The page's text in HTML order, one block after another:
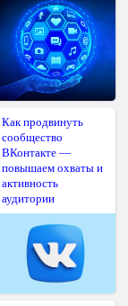
Как продвинуть
сообщество
ВКонтакте —
повышаем охваты и
активность
аудитории